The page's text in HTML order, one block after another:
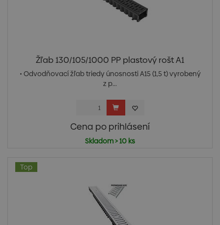
Žľab 130/105/1000 PP plastový rošt A1
• Odvodňovací žľab triedy únosnosti A15 (1,5 t) vyrobený
z p...
Cena po prihlásení
Skladom > 10 ks
Top